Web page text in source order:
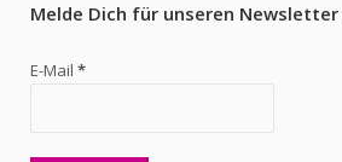
Melde Dich für unseren Newsletter
E-Mail *